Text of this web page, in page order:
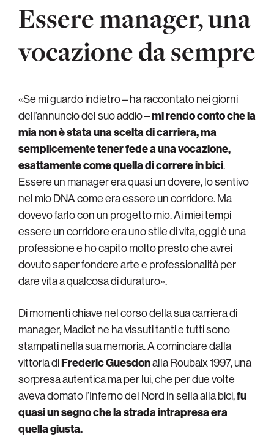
Essere manager, una
vocazione da sempre
«Se mi guardo indietro – ha raccontato nei giorni
dell’annuncio del suo addio –mi rendo conto che la
mia non è stata una scelta di carriera, ma
semplicemente tener fede a una vocazione,
esattamente come quella di correre in bici.
Essere un manager era quasi un dovere, lo sentivo
nel mio DNA come era essere un corridore. Ma
dovevo farlo con un progetto mio. Ai miei tempi
essere un corridore era uno stile di vita, oggi è una
professione e ho capito molto presto che avrei
dovuto saper fondere arte e professionalità per
dare vita a qualcosa di duraturo».
Di momenti chiave nel corso della sua carriera di
manager, Madiot ne ha vissuti tanti e tutti sono
stampati nella sua memoria. A cominciare dalla
vittoria diFrederic Guesdonalla Roubaix 1997, una
sorpresa autentica ma per lui, che per due volte
aveva domato l’Inferno del Nord in sella alla bici,fu
quasi un segno che la strada intrapresa era
quella giusta.